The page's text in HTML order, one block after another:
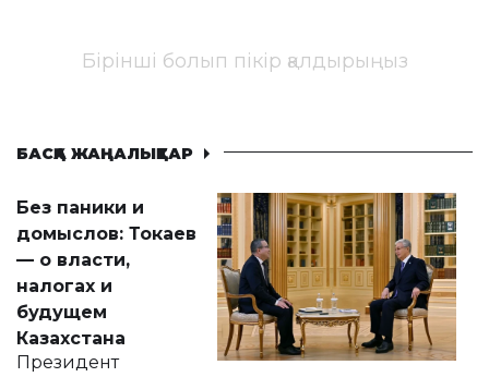
Бірінші болып пікір қалдырыңыз
БАСҚА ЖАҢАЛЫҚТАР
Без паники и
домыслов: Токаев
— о власти,
налогах и
будущем
Казахстана
Президент